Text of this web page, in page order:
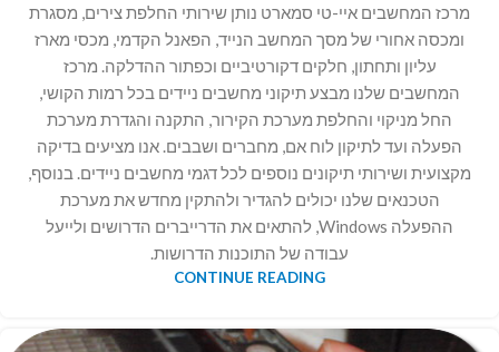
מרכז המחשבים איי-טי סמארט נותן שירותי החלפת צירים, מסגרת
ומכסה אחורי של מסך המחשב הנייד, הפאנל הקדמי, מכסי מארז
עליון ותחתון, חלקים דקורטיביים וכפתור ההדלקה. מרכז
המחשבים שלנו מבצע תיקוני מחשבים ניידים בכל רמות הקושי,
החל מניקוי והחלפת מערכת הקירור, התקנה והגדרת מערכת
הפעלה ועד לתיקון לוח אם, מחברים ושבבים. אנו מציעים בדיקה
מקצועית ושירותי תיקונים נוספים לכל דגמי מחשבים ניידים. בנוסף,
הטכנאים שלנו יכולים להגדיר ולהתקין מחדש את מערכת
ההפעלה Windows, להתאים את הדרייברים הדרושים ולייעל
עבודה של התוכנות הדרושות.
CONTINUE READING